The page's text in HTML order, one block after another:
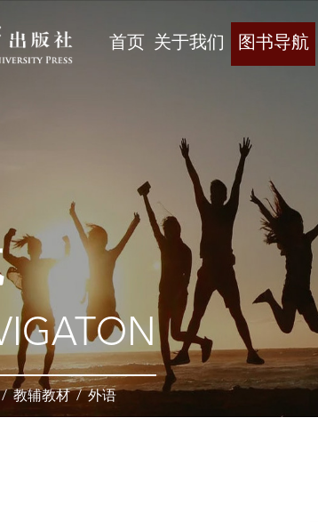
首页 关于我们 图书导航
/ 教辅教材 / 外语